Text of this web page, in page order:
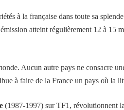
à la française dans toute sa
atteint régulièrement 12 à 15
Aucun autre pays ne consacre
à faire de la France un pays où la
(1987-1997) sur TF1, révolutionnent